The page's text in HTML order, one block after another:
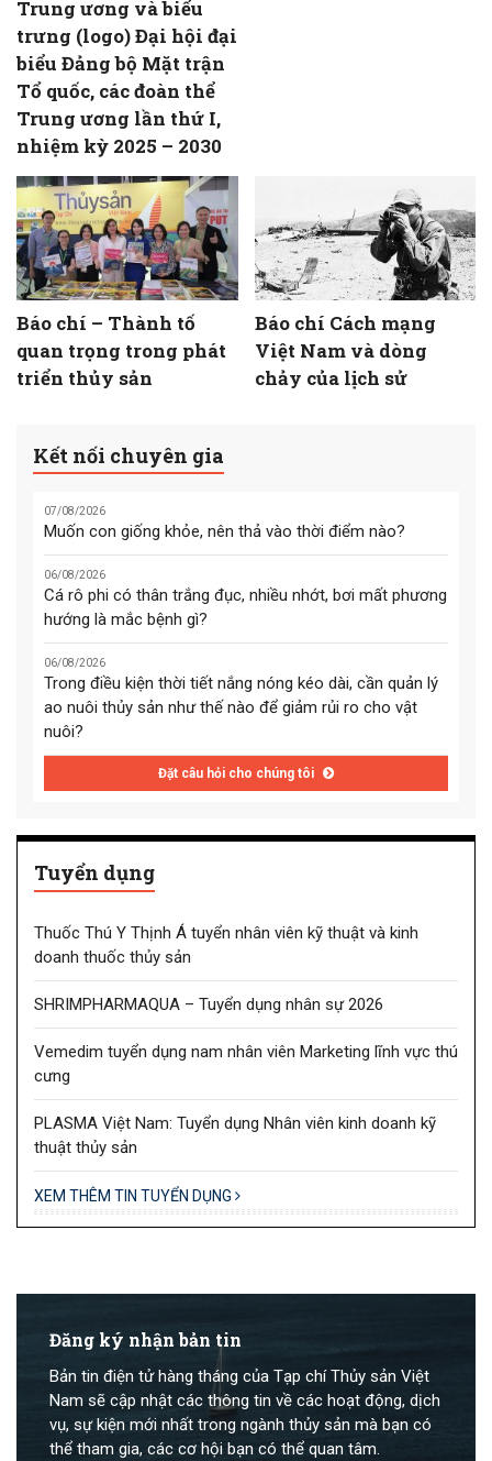
Trung ương và biểu
trưng (logo) Đại hội đại
biểu Đảng bộ Mặt trận
Tổ quốc, các đoàn thể
Trung ương lần thứ I,
nhiệm kỳ 2025 – 2030
Báo chí – Thành tố
quan trọng trong phát
triển thủy sản
Báo chí Cách mạng
Việt Nam và dòng
chảy của lịch sử
Kết nối chuyên gia
07/08/2026
Muốn con giống khỏe, nên thả vào thời điểm nào?
06/08/2026
Cá rô phi có thân trắng đục, nhiều nhớt, bơi mất phương
hướng là mắc bệnh gì?
06/08/2026
Trong điều kiện thời tiết nắng nóng kéo dài, cần quản lý
ao nuôi thủy sản như thế nào để giảm rủi ro cho vật
nuôi?
Đặt câu hỏi cho chúng tôi
Tuyển dụng
Thuốc Thú Y Thịnh Á tuyển nhân viên kỹ thuật và kinh
doanh thuốc thủy sản
SHRIMPHARMAQUA – Tuyển dụng nhân sự 2026
Vemedim tuyển dụng nam nhân viên Marketing lĩnh vực thú
cưng
PLASMA Việt Nam: Tuyển dụng Nhân viên kinh doanh kỹ
thuật thủy sản
XEM THÊM TIN TUYỂN DỤNG
Đăng ký nhận bản tin
Bản tin điện tử hàng tháng của Tạp chí Thủy sản Việt
Nam sẽ cập nhật các thông tin về các hoạt động, dịch
vụ, sự kiện mới nhất trong ngành thủy sản mà bạn có
thể tham gia, các cơ hội bạn có thể quan tâm.